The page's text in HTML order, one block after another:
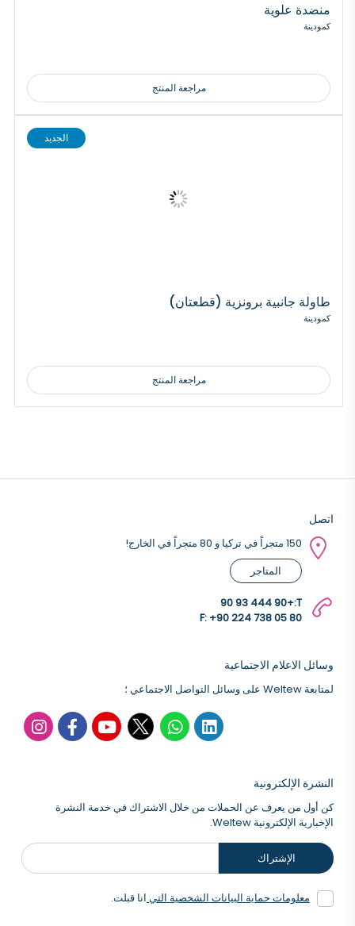
منضدة علوية
كمودينة
مراجعة المنتج
الجديد
طاولة جانبية برونزية (قطعتان)
كمودينة
مراجعة المنتج
اتصل
150 متجراً في تركيا و 80 متجراً في الخارج!
المتاجر
T:
+90 444 93 90
F: +90 224 738 05 80
وسائل الاعلام الاجتماعية
لمتابعة Weltew على وسائل التواصل الاجتماعي ؛
النشرة الإلكترونية
كن أول من يعرف عن الحملات من خلال الاشتراك في خدمة النشرة
الإخبارية الإلكترونية Weltew.
معلومات حماية البيانات الشخصية التي انا قبلت.
الإشتراك